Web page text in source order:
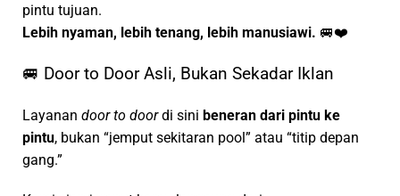
pintu tujuan.
Lebih nyaman, lebih tenang, lebih manusiawi. 🚐❤️
🚐 Door to Door Asli, Bukan Sekadar Iklan
Layanan door to doordi sini beneran dari pintu ke
pintu, bukan “jemput sekitaran pool” atau “titip depan
gang.”